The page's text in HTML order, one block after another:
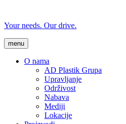
Your needs. Our drive.
menu
O nama
AD Plastik Grupa
Upravljanje
Održivost
Nabava
Mediji
Lokacije